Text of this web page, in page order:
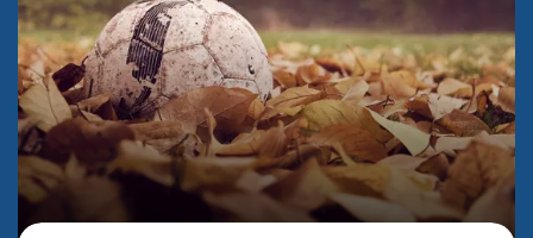
Bekijk alle foto's